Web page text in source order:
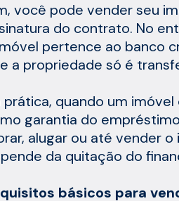
você pode vender seu
do contrato. No
pertence ao banco
a propriedade só é
prática, quando um
garantia do
alugar ou até vender
da quitação do
básicos para